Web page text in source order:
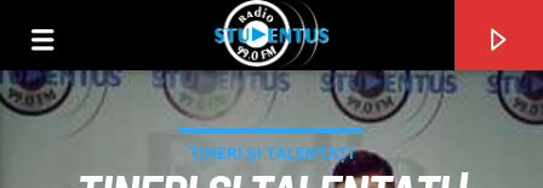
TINERI ȘI TALENTAȚI